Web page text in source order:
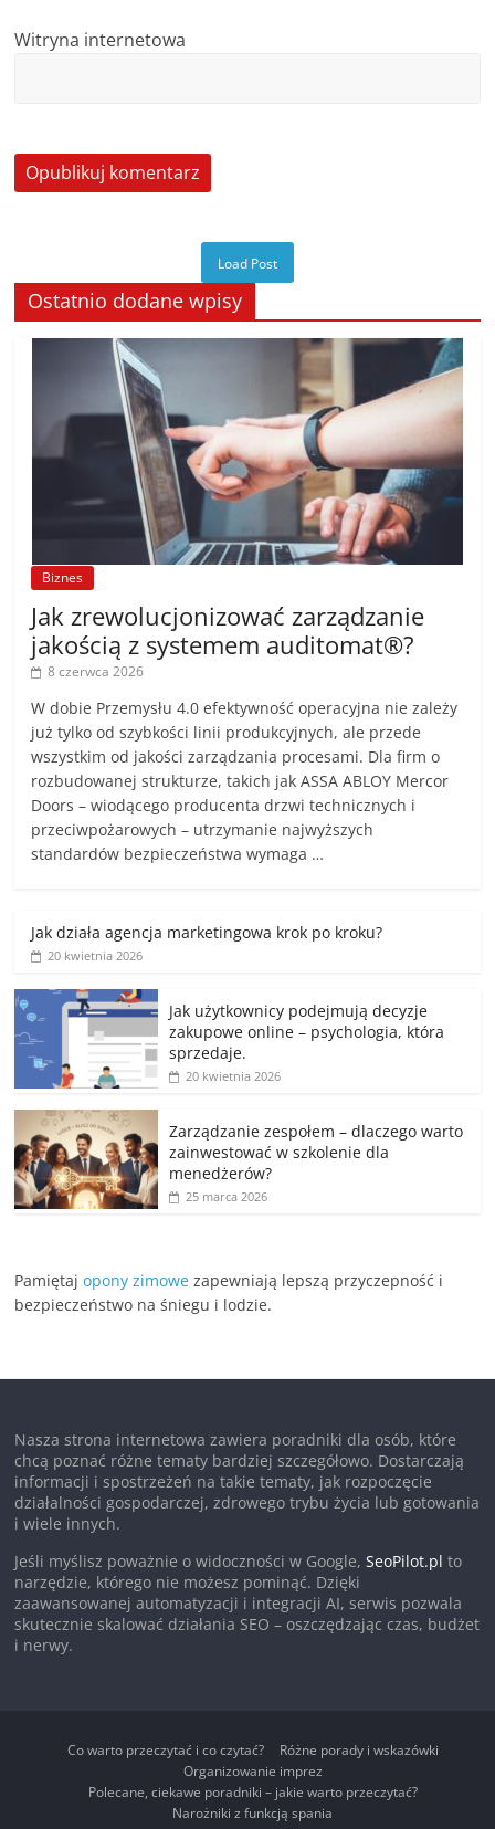
Witryna internetowa
Load Post
Ostatnio dodane wpisy
Biznes
Jak zrewolucjonizować zarządzanie
jakością z systemem auditomat®?
8 czerwca 2026
W dobie Przemysłu 4.0 efektywność operacyjna nie zależy
już tylko od szybkości linii produkcyjnych, ale przede
wszystkim od jakości zarządzania procesami. Dla firm o
rozbudowanej strukturze, takich jak ASSA ABLOY Mercor
Doors – wiodącego producenta drzwi technicznych i
przeciwpożarowych – utrzymanie najwyższych
standardów bezpieczeństwa wymaga …
Jak działa agencja marketingowa krok po kroku?
20 kwietnia 2026
Jak użytkownicy podejmują decyzje
zakupowe online – psychologia, która
sprzedaje.
20 kwietnia 2026
Zarządzanie zespołem – dlaczego warto
zainwestować w szkolenie dla
menedżerów?
25 marca 2026
Pamiętajopony zimowe zapewniają lepszą przyczepność i
bezpieczeństwo na śniegu i lodzie.
Nasza strona internetowa zawiera poradniki dla osób, które
chcą poznać różne tematy bardziej szczegółowo. Dostarczają
informacji i spostrzeżeń na takie tematy, jak rozpoczęcie
działalności gospodarczej, zdrowego trybu życia lub gotowania
i wiele innych.
Jeśli myślisz poważnie o widoczności w Google,SeoPilot.pl to
narzędzie, którego nie możesz pominąć. Dzięki
zaawansowanej automatyzacji i integracji AI, serwis pozwala
skutecznie skalować działania SEO – oszczędzając czas, budżet
i nerwy.
Co warto przeczytać i co czytać?
Różne porady i wskazówki
Organizowanie imprez
Polecane, ciekawe poradniki – jakie warto przeczytać?
Narożniki z funkcją spania